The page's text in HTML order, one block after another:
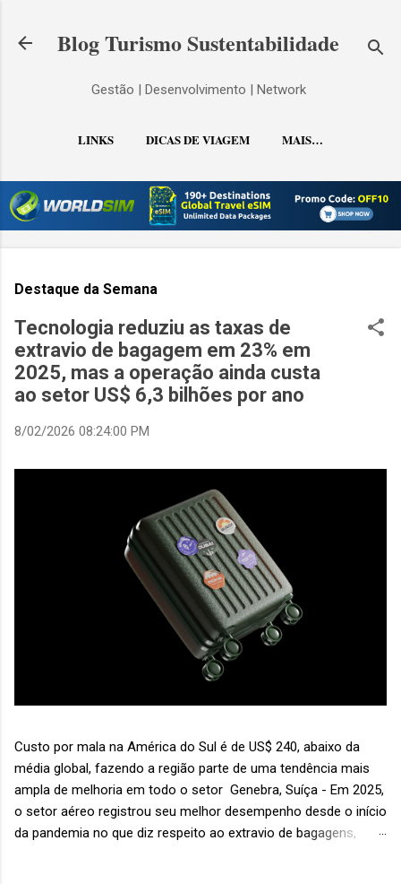
Blog Turismo Sustentabilidade
Gestão | Desenvolvimento | Network
LINKS DICAS DE VIAGEM MAIS…
CONTATO
Destaque da Semana
Tecnologia reduziu as taxas de
extravio de bagagem em 23% em
2025, mas a operação ainda custa
ao setor US$ 6,3 bilhões por ano
8/02/2026 08:24:00 PM
Custo por mala na América do Sul é de US$ 240, abaixo da
média global, fazendo a região parte de uma tendência mais
ampla de melhoria em todo o setor Genebra, Suíça - Em 2025,
o setor aéreo registrou seu melhor desempenho desde o início
da pandemia no que diz respeito ao extravio de bagagens,